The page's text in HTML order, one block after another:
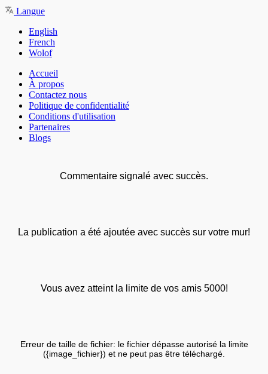
Langue
English
French
Wolof
Accueil
À propos
Contactez nous
Politique de confidentialité
Conditions d'utilisation
Partenaires
Blogs
Commentaire signalé avec succès.
La publication a été ajoutée avec succès sur votre mur!
Vous avez atteint la limite de vos amis 5000!
Erreur de taille de fichier: le fichier dépasse autorisé la limite
({image_fichier}) et ne peut pas être téléchargé.